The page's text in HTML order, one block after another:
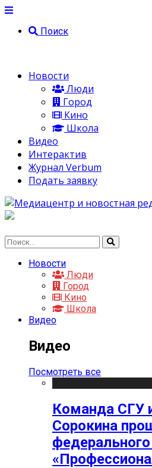
Поиск
Новости
Люди
Город
Кино
Школа
Видео
Интерактив
Журнал Verbum
Подать заявку
Новости
Люди
Город
Кино
Школа
Видео
Видео
Посмотреть все
Команда СГУ
Сорокина